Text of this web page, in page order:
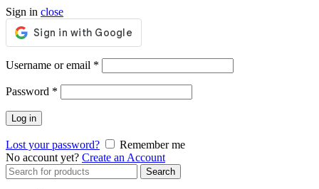
Sign in close
Username or email *
Password *
Log in
Lost your password?
Remember me
No account yet? Create an Account
Search
for:
Search